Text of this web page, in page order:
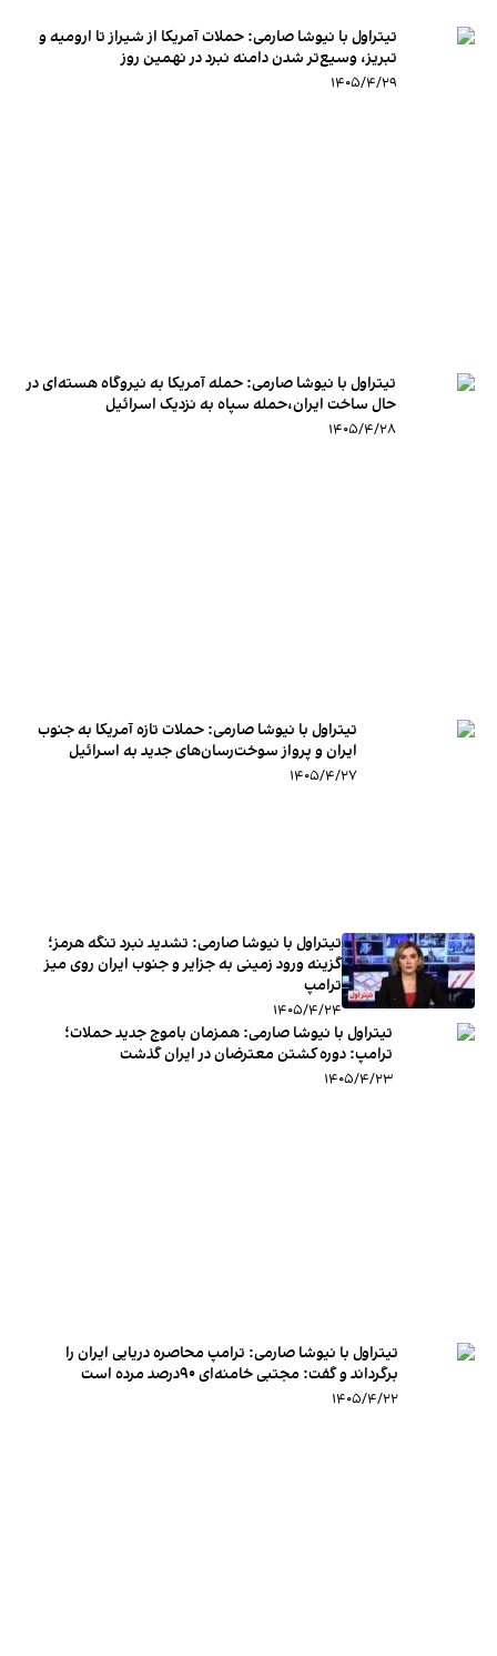
تیتراول با نیوشا صارمی: حملات آمریکا از شیراز تا ارومیه و
تبریز، وسیع‌تر شدن دامنه نبرد در نهمین روز
۱۴۰۵/۴/۲۹
تیتراول با نیوشا صارمی: حمله آمریکا به نیروگاه هسته‌ای در
حال ساخت ایران،حمله سپاه به نزدیک اسرائیل
۱۴۰۵/۴/۲۸
تیتراول با نیوشا صارمی: حملات تازه آمریکا به جنوب
ایران و پرواز سوخت‌رسان‌های جدید به اسرائیل
۱۴۰۵/۴/۲۷
تیتراول با نیوشا صارمی: تشدید نبرد تنگه هرمز؛
گزینه ورود زمینی به جزایر و جنوب ایران روی میز
ترامپ
۱۴۰۵/۴/۲۴
تیتراول با نیوشا صارمی: همزمان باموج جدید حملات؛
ترامپ: دوره کشتن معترضان در ایران گذشت
۱۴۰۵/۴/۲۳
تیتراول با نیوشا صارمی: ترامپ محاصره دریایی ایران را
برگرداند و گفت: مجتبی خامنه‌ای ۹۰درصد مرده است
۱۴۰۵/۴/۲۲